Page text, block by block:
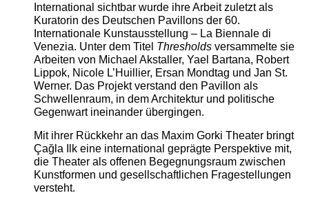
International sichtbar wurde ihre Arbeit zuletzt als
Kuratorin des Deutschen Pavillons der 60.
Internationale Kunstausstellung – La Biennale di
Venezia. Unter dem Titel Thresholdsversammelte sie
Arbeiten von Michael Akstaller, Yael Bartana, Robert
Lippok, Nicole L’Huillier, Ersan Mondtag und Jan St.
Werner. Das Projekt verstand den Pavillon als
Schwellenraum, in dem Architektur und politische
Gegenwart ineinander übergingen.
Mit ihrer Rückkehr an das Maxim Gorki Theater bringt
Çağla Ilk eine international geprägte Perspektive mit,
die Theater als offenen Begegnungsraum zwischen
Kunstformen und gesellschaftlichen Fragestellungen
versteht.